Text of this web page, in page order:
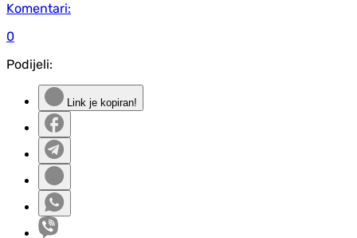
Komentari:
0
Podijeli:
Link je kopiran!